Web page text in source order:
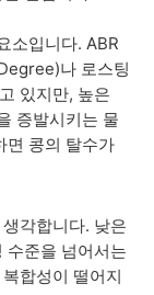
소입니다. ABR
나 로스팅
있지만, 높은
증발시키는 물
면 콩의 탈수가
각합니다. 낮은
수준을 넘어서는
합성이 떨어지